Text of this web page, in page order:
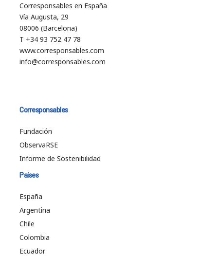
Corresponsables en España
Vía Augusta, 29
08006 (Barcelona)
T +34 93 752 47 78
www.corresponsables.com
info@corresponsables.com
Corresponsables
Fundación
ObservaRSE
Informe de Sostenibilidad
Países
España
Argentina
Chile
Colombia
Ecuador